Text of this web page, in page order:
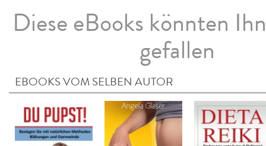
Diese eBooks könnten
gefallen
EBOOKS VOM SELBEN AUTOR